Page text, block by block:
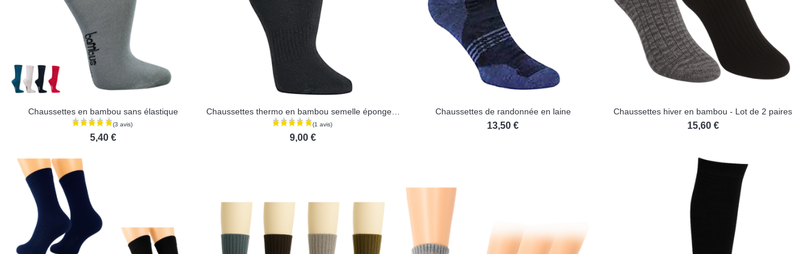
Chaussettes en bambou sans élastique
5,40 €
Chaussettes thermo en bambou semelle éponge sans élastique
9,00 €
Chaussettes de randonnée en laine
13,50 €
Chaussettes hiver en bambou - Lot de 2 paires
15,60 €